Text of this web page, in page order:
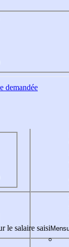
demandée
le salaire saisi